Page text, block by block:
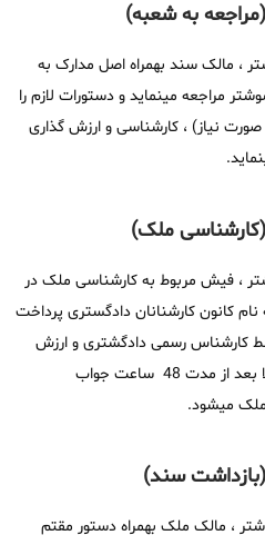
، مالک سند بهمراه اصل مدارک به
مراجعه مینماید و دستورات لازم را
نیاز) ، کارشناسی و ارزش گذاری
، فیش مربوط به کارشناسی ملک در
کانون کارشنانان دادگستری پرداخت
کارشناس رسمی دادگشتری و ارزش
گذاری ملک شروع میشود و معمولا بعد از مدت 48 ساعت جواب
ملک میشود.
، مالک ملک بهمراه دستور مقتم